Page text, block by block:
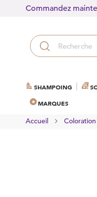
Commandez
SHAMPOING
MARQUES
Accueil